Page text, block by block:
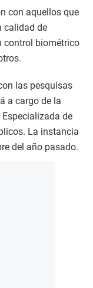
con aquellos que
calidad de
control biométrico
las pesquisas
a cargo de la
de
La instancia
del año pasado.